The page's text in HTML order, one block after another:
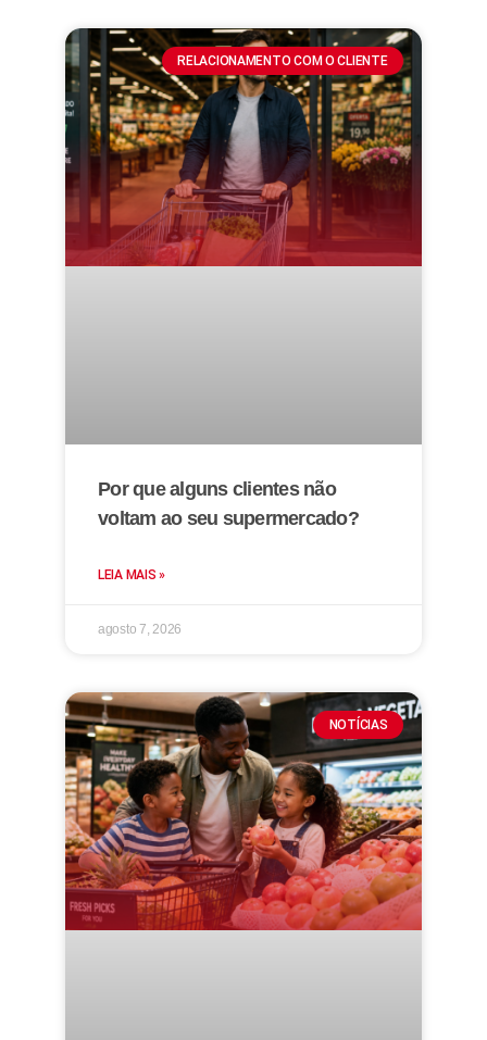
RELACIONAMENTO COM O CLIENTE
Por que alguns clientes não
voltam ao seu supermercado?
LEIA MAIS »
agosto 7, 2026
NOTÍCIAS